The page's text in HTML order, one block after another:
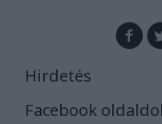
Hirdetés
Facebook